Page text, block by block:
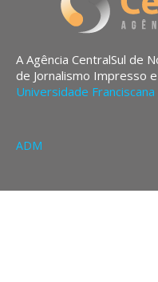
A Agência CentralSul de
de Jornalismo Impresso
Universidade Franciscana
ADM